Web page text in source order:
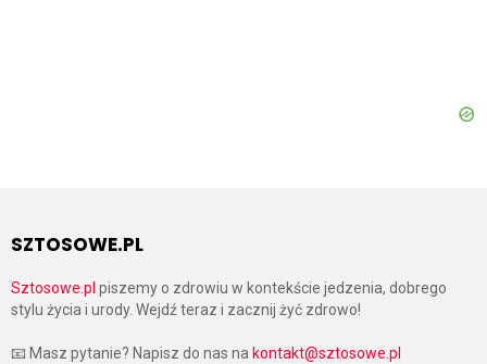
SZTOSOWE.PL
Sztosowe.pl piszemy o zdrowiu w kontekście jedzenia, dobrego
stylu życia i urody. Wejdź teraz i zacznij żyć zdrowo!
📧 Masz pytanie? Napisz do nas na kontakt@sztosowe.pl